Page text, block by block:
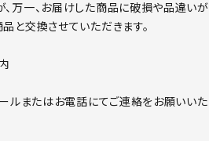
万一、お届けした商品に破損や品違いが
と交換させていただきます。
ルまたはお電話にてご連絡をお願いいた